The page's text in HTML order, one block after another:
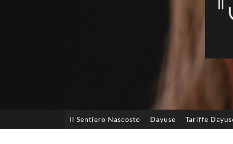
Il Sentiero Nascosto Dayuse Tariffe